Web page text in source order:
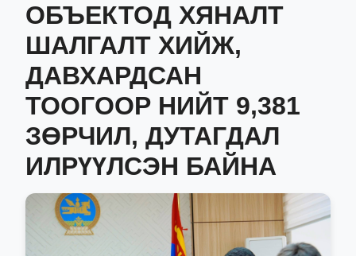
ОБЪЕКТОД ХЯНАЛТ
ШАЛГАЛТ ХИЙЖ,
ДАВХАРДСАН
ТООГООР НИЙТ 9,381
ЗӨРЧИЛ, ДУТАГДАЛ
ИЛРҮҮЛСЭН БАЙНА